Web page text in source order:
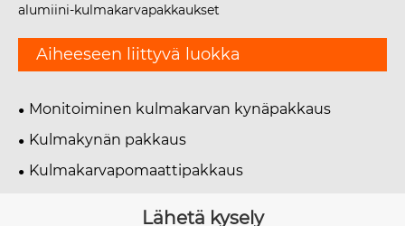
alumiini-kulmakarvapakkaukset
Aiheeseen liittyvä luokka
Monitoiminen kulmakarvan kynäpakkaus
Kulmakynän pakkaus
Kulmakarvapomaattipakkaus
Lähetä kysely